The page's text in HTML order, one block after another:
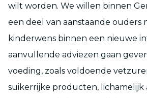
wilt worden. We willen binnen
een deel van aanstaande ouders
kinderwens binnen een nieuwe
aanvullende adviezen gaan
voeding, zoals voldoende
suikerrijke producten, lichamelijk